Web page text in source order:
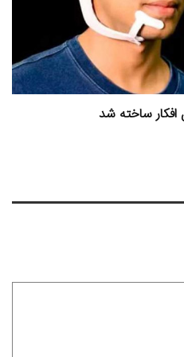
ساخته شد